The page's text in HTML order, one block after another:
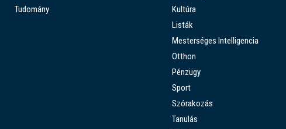
Tudomány
Kultúra
Listák
Mesterséges Intelligencia
Otthon
Pénzügy
Sport
Szórakozás
Tanulás